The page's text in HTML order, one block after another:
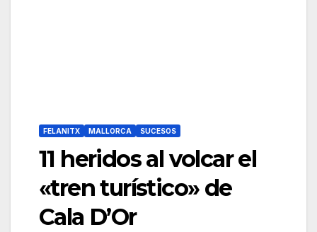
FELANITX MALLORCA SUCESOS
11 heridos al volcar el
«tren turístico» de
Cala D’Or